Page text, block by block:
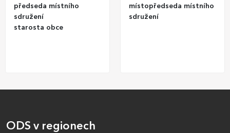
předseda místního
sdružení
starosta obce
místopředseda místního
sdružení
ODS v regionech